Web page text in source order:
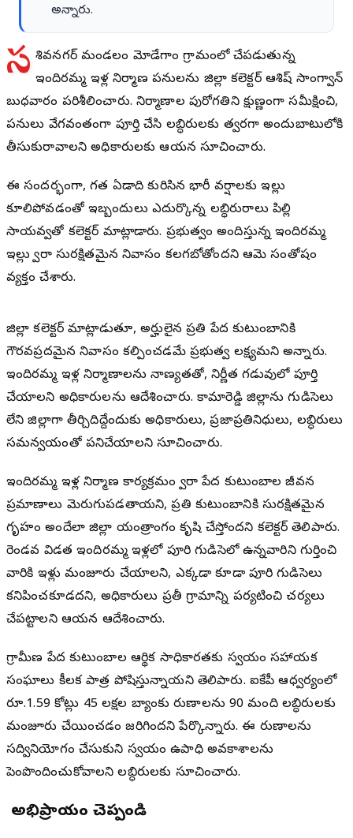
అన్నారు.
స దాశివనగర్ మండలం మోడేగాం గ్రామంలో చేపడుతున్న
ఇందిరమ్మ ఇళ్ల నిర్మాణ పనులను జిల్లా కలెక్టర్ ఆశిష్ సాంగ్వాన్
బుధవారం పరిశీలించారు. నిర్మాణాల పురోగతిని క్షుణ్ణంగా సమీక్షించి,
పనులు వేగవంతంగా పూర్తి చేసి లబ్ధిదారులకు త్వరగా అందుబాటులోకి
తీసుకురావాలని అధికారులకు ఆయన సూచించారు.
ఈ సందర్భంగా, గత ఏడాది కురిసిన భారీ వర్షాలకు ఇల్లు
కూలిపోవడంతో ఇబ్బందులు ఎదుర్కొన్న లబ్ధిదారురాలు పిల్లి
సాయవ్వతో కలెక్టర్ మాట్లాడారు. ప్రభుత్వం అందిస్తున్న ఇందిరమ్మ
ఇల్లు ద్వారా సురక్షితమైన నివాసం కలగబోతోందని ఆమె సంతోషం
వ్యక్తం చేశారు.
జిల్లా కలెక్టర్ మాట్లాడుతూ, అర్హులైన ప్రతి పేద కుటుంబానికి
గౌరవప్రదమైన నివాసం కల్పించడమే ప్రభుత్వ లక్ష్యమని అన్నారు.
ఇందిరమ్మ ఇళ్ల నిర్మాణాలను నాణ్యతతో, నిర్ణీత గడువులో పూర్తి
చేయాలని అధికారులను ఆదేశించారు. కామారెడ్డి జిల్లాను గుడిసెలు
లేని జిల్లాగా తీర్చిదిద్దేందుకు అధికారులు, ప్రజాప్రతినిధులు, లబ్ధిదారులు
సమన్వయంతో పనిచేయాలని సూచించారు.
ఇందిరమ్మ ఇళ్ల నిర్మాణ కార్యక్రమం ద్వారా పేద కుటుంబాల జీవన
ప్రమాణాలు మెరుగుపడతాయని, ప్రతి కుటుంబానికి సురక్షితమైన
గృహం అందేలా జిల్లా యంత్రాంగం కృషి చేస్తోందని కలెక్టర్ తెలిపారు.
రెండవ విడత ఇందిరమ్మ ఇళ్లలో పూరి గుడిసెలో ఉన్నవారిని గుర్తించి
వారికి ఇళ్లు మంజూరు చేయాలని, ఎక్కడా కూడా పూరి గుడిసెలు
కనిపించకూడదని, అధికారులు ప్రతీ గ్రామాన్ని పర్యటించి చర్యలు
చేపట్టాలని ఆయన ఆదేశించారు.
గ్రామీణ పేద కుటుంబాల ఆర్థిక సాధికారతకు స్వయం సహాయక
సంఘాలు కీలక పాత్ర పోషిస్తున్నాయని తెలిపారు. ఐకేపీ ఆధ్వర్యంలో
రూ.1.59 కోట్లు 45 లక్షల బ్యాంకు రుణాలను 90 మంది లబ్ధిదారులకు
మంజూరు చేయించడం జరిగిందని పేర్కొన్నారు. ఈ రుణాలను
సద్వినియోగం చేసుకుని స్వయం ఉపాధి అవకాశాలను
పెంపొందించుకోవాలని లబ్ధిదారులకు సూచించారు.
మీ అభిప్రాయం చెప్పండి